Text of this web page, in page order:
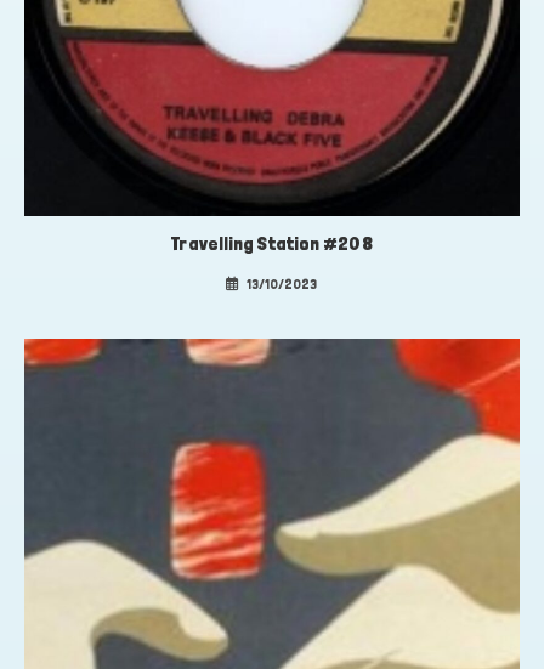
Travelling Station #208
13/10/2023